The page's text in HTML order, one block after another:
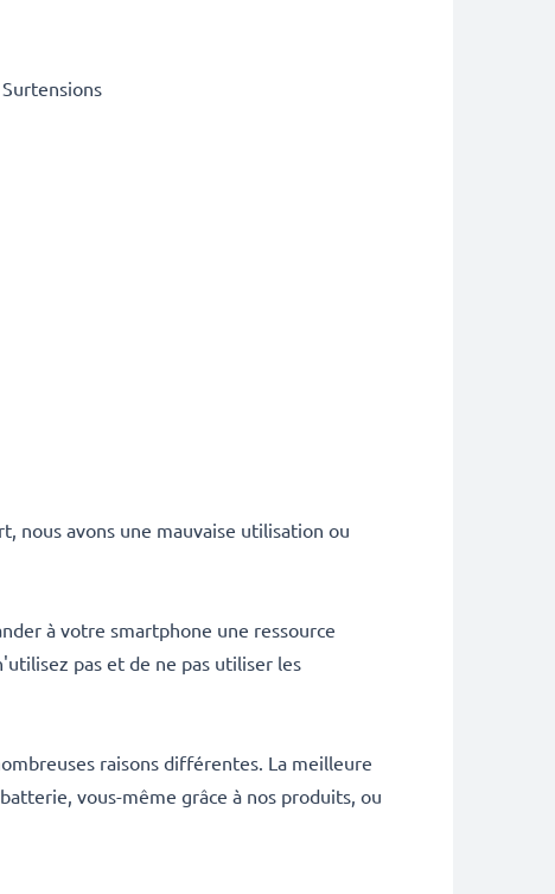
nous avons une mauvaise utilisation ou
à votre smartphone une ressource
pas et de ne pas utiliser les
raisons différentes. La meilleure
vous-même grâce à nos produits, ou